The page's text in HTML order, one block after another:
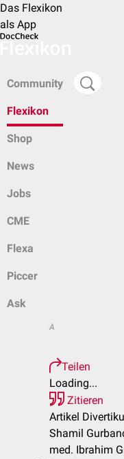
Das Flexikon
als App
Community
Flexikon
Shop
News
Jobs
CME
Flexa
Piccer
Ask
A
Teilen
Loading...
Zitieren
Artikel
Shamil
med. Ibrahim